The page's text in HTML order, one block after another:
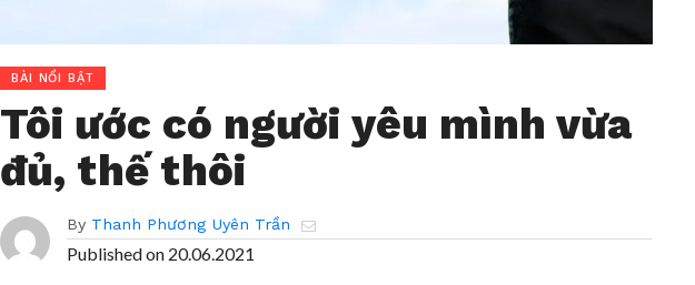
BÀI NỔI BẬT
Tôi ước có người yêu mình vừa
đủ, thế thôi
By Thanh Phương Uyên Trần
Published on 20.06.2021